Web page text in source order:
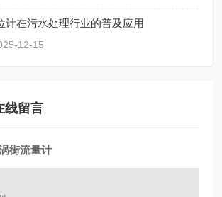
计在污水处理行业的普及应用
12-15
线留言
街流量计